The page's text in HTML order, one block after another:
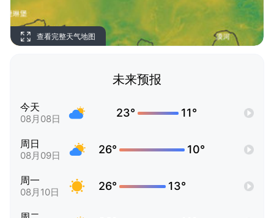
查看完整天气地图
未来预报
今天
08月08日 23° 11°
周日
08月09日 26° 10°
周一
08月10日 26° 13°